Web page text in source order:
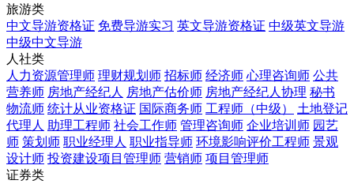
旅游类
中文导游资格证 免费导游实习 英文导游资格证 中级英文导游
中级中文导游
人社类
人力资源管理师 理财规划师 招标师 经济师 心理咨询师 公共
营养师 房地产经纪人 房地产估价师 房地产经纪人协理 秘书
物流师 统计从业资格证 国际商务师 工程师（中级）
土地登记
代理人 助理工程师 社会工作师 管理咨询师 企业培训师 园艺
师 策划师 职业经理人 职业指导师 环境影响评价工程师 景观
设计师 投资建设项目管理师 营销师 项目管理师
证券类